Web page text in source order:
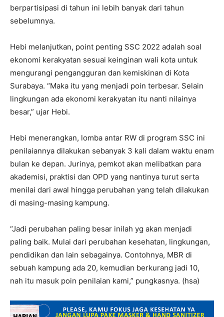
berpartisipasi di tahun ini lebih banyak dari tahun
sebelumnya.
Hebi melanjutkan, point penting SSC 2022 adalah soal
ekonomi kerakyatan sesuai keinginan wali kota untuk
mengurangi pengangguran dan kemiskinan di Kota
Surabaya. “Maka itu yang menjadi poin terbesar. Selain
lingkungan ada ekonomi kerakyatan itu nanti nilainya
besar,” ujar Hebi.
Hebi menerangkan, lomba antar RW di program SSC ini
penilaiannya dilakukan sebanyak 3 kali dalam waktu enam
bulan ke depan. Jurinya, pemkot akan melibatkan para
akademisi, praktisi dan OPD yang nantinya turut serta
menilai dari awal hingga perubahan yang telah dilakukan
di masing-masing kampung.
“Jadi perubahan paling besar inilah yg akan menjadi
paling baik. Mulai dari perubahan kesehatan, lingkungan,
pendidikan dan lain sebagainya. Contohnya, MBR di
sebuah kampung ada 20, kemudian berkurang jadi 10,
nah itu masuk poin penilaian kami,” pungkasnya. (hsa)